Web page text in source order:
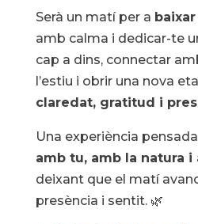
Serà un matí per a
amb calma i dedicar-te
cap a dins, connectar
l’estiu i obrir una nova
claredat, gratitud i
Una experiència
amb tu, amb la natura
deixant que el matí
presència i sentit. 🌿